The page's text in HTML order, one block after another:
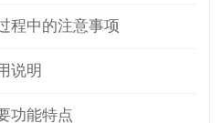
程中的注意事项
说明
功能特点